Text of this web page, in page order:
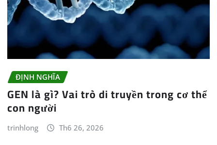
ĐỊNH NGHĨA
GEN là gì? Vai trò di truyền trong cơ thể
con người
trinhlong Th6 26, 2026